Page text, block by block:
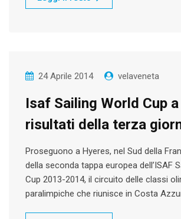
24 Aprile 2014 velaveneta
Isaf Sailing World Cup
risultati della terza
Proseguono a Hyeres, nel Sud della
della seconda tappa europea dell’ISAF
Cup 2013-2014, il circuito delle classi
paralimpiche che riunisce in Costa